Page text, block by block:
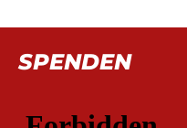
SPENDEN